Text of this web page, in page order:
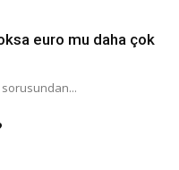
euro mu daha çok
sorusundan...